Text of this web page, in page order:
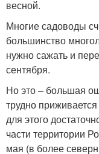
весной.
Многие садоводы
большинство
нужно сажать и
сентября.
Но это – большая
трудно
для этого
части территории
мая (в более